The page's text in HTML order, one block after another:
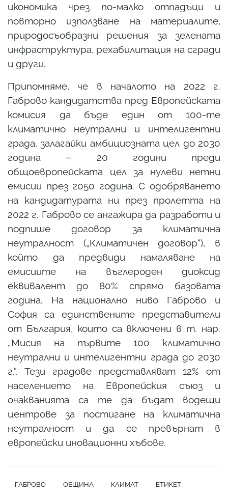
икономика чрез по-малко отпадъци и
повторно използване на материалите,
природосъобразни решения за зелената
инфраструктура, рехабилитация на сгради
и други.
Припомняме, че в началото на 2022 г.
Габрово кандидатства пред Европейската
комисия да бъде един от 100-те
климатично неутрални и интелигентни
града, залагайки амбициозната цел до 2030
година – 20 години преди
общоевропейската цел за нулеви нетни
емисии през 2050 година. С одобряването
на кандидатурата ни през пролетта на
2022 г. Габрово се ангажира да разработи и
подпише договор за климатична
неутралност („Климатичен договор“), в
който да предвиди намаляване на
емисиите на въглероден диоксид
еквивалент до 80% спрямо базовата
година. На национално ниво Габрово и
София са единствените представители
от България, които са включени в т. нар.
„Мисия на първите 100 климатично
неутрални и интелигентни града до 2030
г.“. Тези градове представляват 12% от
населението на Европейския съюз и
очакванията са те да бъдат водещи
центрове за постигане на климатична
неутралност и да се превърнат в
европейски иновационни хъбове.
ГАБРОВО ОБЩИНА КЛИМАТ ЕТИКЕТ